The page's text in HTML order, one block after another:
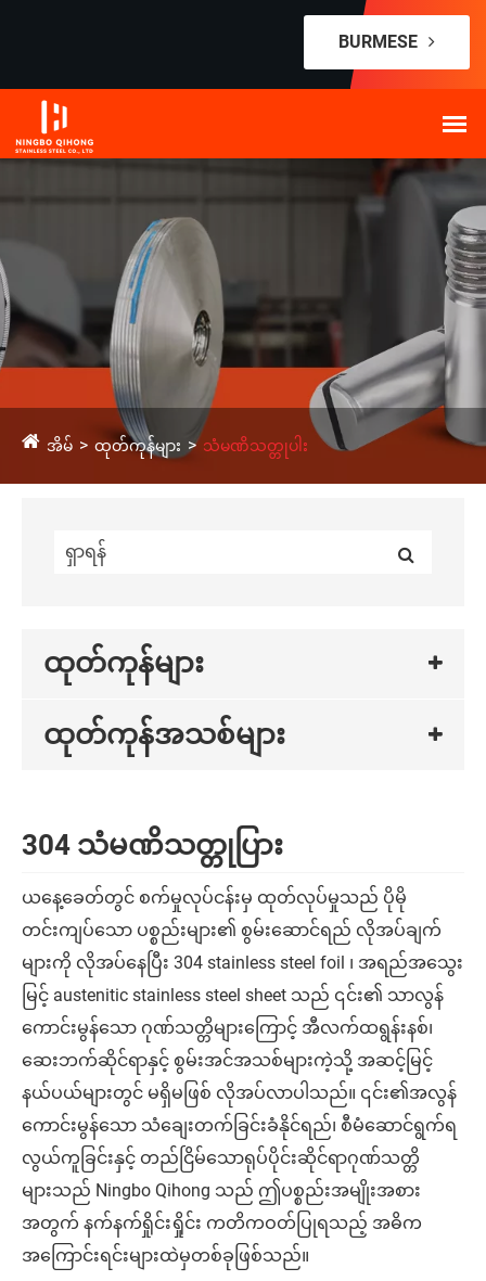
BURMESE
အိမ် ထုတ်ကုန်များ သံမဏိသတ္တုပါး
ထုတ်ကုန်များ
ထုတ်ကုန်အသစ်များ
304 သံမဏိသတ္တုပြား
ယနေ့ခေတ်တွင် စက်မှုလုပ်ငန်းမှ ထုတ်လုပ်မှုသည် ပိုမို
တင်းကျပ်သော ပစ္စည်းများ၏ စွမ်းဆောင်ရည် လိုအပ်ချက်
များကို လိုအပ်နေပြီး 304 stainless steel foil ၊ အရည်အသွေး
မြင့် austenitic stainless steel sheet သည် ၎င်း၏ သာလွန်
ကောင်းမွန်သော ဂုဏ်သတ္တိများကြောင့် အီလက်ထရွန်းနစ်၊
ဆေးဘက်ဆိုင်ရာနှင့် စွမ်းအင်အသစ်များကဲ့သို့ အဆင့်မြင့်
နယ်ပယ်များတွင် မရှိမဖြစ် လိုအပ်လာပါသည်။ ၎င်း၏အလွန်
ကောင်းမွန်သော သံချေးတက်ခြင်းခံနိုင်ရည်၊ စီမံဆောင်ရွက်ရ
လွယ်ကူခြင်းနှင့် တည်ငြိမ်သောရုပ်ပိုင်းဆိုင်ရာဂုဏ်သတ္တိ
များသည် Ningbo Qihong သည် ဤပစ္စည်းအမျိုးအစား
အတွက် နက်နက်ရှိုင်းရှိုင်း ကတိကဝတ်ပြုရသည့် အဓိက
အကြောင်းရင်းများထဲမှတစ်ခုဖြစ်သည်။